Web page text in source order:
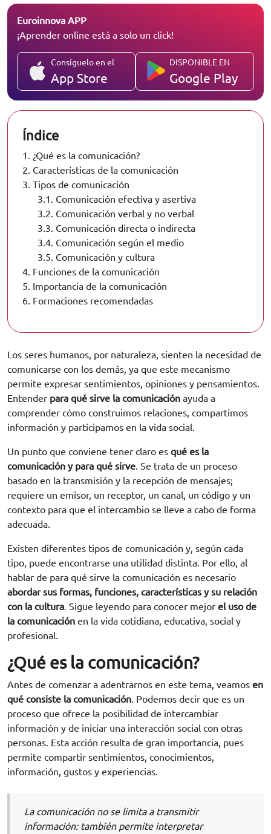
Euroinnova APP
¡Aprender online está a solo un click!
Consíguelo en el
App Store
DISPONIBLE EN
Google Play
Índice
1. ¿Qué es la comunicación?
2. Características de la comunicación
3. Tipos de comunicación
3.1. Comunicación efectiva y asertiva
3.2. Comunicación verbal y no verbal
3.3. Comunicación directa o indirecta
3.4. Comunicación según el medio
3.5. Comunicación y cultura
4. Funciones de la comunicación
5. Importancia de la comunicación
6. Formaciones recomendadas
Los seres humanos, por naturaleza, sienten la necesidad de
comunicarse con los demás, ya que este mecanismo
permite expresar sentimientos, opiniones y pensamientos.
Entender para qué sirve la comunicación ayuda a
comprender cómo construimos relaciones, compartimos
información y participamos en la vida social.
Un punto que conviene tener claro es qué es la
comunicación y para qué sirve. Se trata de un proceso
basado en la transmisión y la recepción de mensajes;
requiere un emisor, un receptor, un canal, un código y un
contexto para que el intercambio se lleve a cabo de forma
adecuada.
Existen diferentes tipos de comunicación y, según cada
tipo, puede encontrarse una utilidad distinta. Por ello, al
hablar de para qué sirve la comunicación es necesario
abordar sus formas, funciones, características y su relación
con la cultura. Sigue leyendo para conocer mejor el uso de
la comunicación en la vida cotidiana, educativa, social y
profesional.
¿Qué es la comunicación?
Antes de comenzar a adentrarnos en este tema, veamos en
qué consiste la comunicación. Podemos decir que es un
proceso que ofrece la posibilidad de intercambiar
información y de iniciar una interacción social con otras
personas. Esta acción resulta de gran importancia, pues
permite compartir sentimientos, conocimientos,
información, gustos y experiencias.
La comunicación no se limita a transmitir
información: también permite interpretar